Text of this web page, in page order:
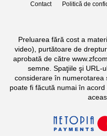
Contact Politică de
Preluarea fără cost a
video), purtătoare de
aprobată de către
semne. Spaţiile şi URL-
considerare în numerotarea
poate fi făcută numai în